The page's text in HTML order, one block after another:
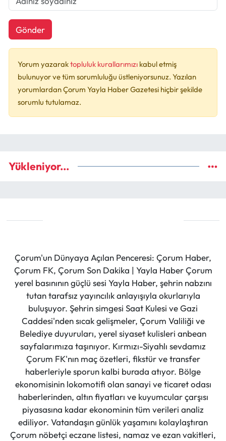
Gönder
Yorum yazaraktopluluk kurallarımızı kabul etmiş
bulunuyor ve tüm sorumluluğu üstleniyorsunuz. Yazılan
yorumlardan Çorum Yayla Haber Gazetesi hiçbir şekilde
sorumlu tutulamaz.
Yükleniyor...
Çorum'un Dünyaya Açılan Penceresi: Çorum Haber,
Çorum FK, Çorum Son Dakika | Yayla Haber Çorum
yerel basınının güçlü sesi Yayla Haber, şehrin nabzını
tutan tarafsız yayıncılık anlayışıyla okurlarıyla
buluşuyor. Şehrin simgesi Saat Kulesi ve Gazi
Caddesi'nden sıcak gelişmeler, Çorum Valiliği ve
Belediye duyuruları, yerel siyaset kulisleri anbean
sayfalarımıza taşınıyor. Kırmızı-Siyahlı sevdamız
Çorum FK'nın maç özetleri, fikstür ve transfer
haberleriyle sporun kalbi burada atıyor. Bölge
ekonomisinin lokomotifi olan sanayi ve ticaret odası
haberlerinden, altın fiyatları ve kuyumcular çarşısı
piyasasına kadar ekonominin tüm verileri analiz
ediliyor. Vatandaşın günlük yaşamını kolaylaştıran
Çorum nöbetçi eczane listesi, namaz ve ezan vakitleri,